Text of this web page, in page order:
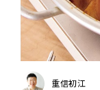
重信初江